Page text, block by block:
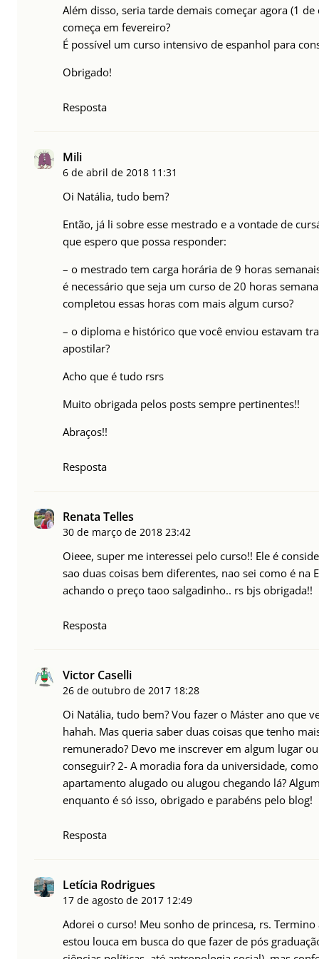
Além disso, seria tarde demais começar agora (1
começa em fevereiro?
É possível um curso intensivo de espanhol para
Obrigado!
Resposta
Mili
6 de abril de 2018 11:31
Oi Natália, tudo bem?
Então, já li sobre esse mestrado e a vontade de
que espero que possa responder:
– o mestrado tem carga horária de 9 horas
é necessário que seja um curso de 20 horas
completou essas horas com mais algum curso?
– o diploma e histórico que você enviou estavam
apostilar?
Acho que é tudo rsrs
Muito obrigada pelos posts sempre pertinentes!!
Abraços!!
Resposta
Renata Telles
30 de março de 2018 23:42
Oieee, super me interessei pelo curso!! Ele é
sao duas coisas bem diferentes, nao sei como é na
achando o preço taoo salgadinho.. rs bjs obrigada!!
Resposta
Victor Caselli
26 de outubro de 2017 18:28
Oi Natália, tudo bem? Vou fazer o Máster ano que
hahah. Mas queria saber duas coisas que tenho
remunerado? Devo me inscrever em algum lugar
conseguir? 2- A moradia fora da universidade,
apartamento alugado ou alugou chegando lá?
enquanto é só isso, obrigado e parabéns pelo blog!
Resposta
Letícia Rodrigues
17 de agosto de 2017 12:49
Adorei o curso! Meu sonho de princesa, rs.
estou louca em busca do que fazer de pós